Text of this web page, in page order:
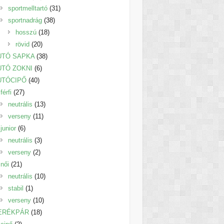
termék
sportmelltartó 3131
sportnadrág 3838
hosszú 1818
rövid 2020
termék
SAPKA 3838
ZOKNI 66
4040
férfi 2727
termék
neutrális 1313
termék
verseny 1111
junior 66
termék
neutrális 33
termék
verseny 22
női 2121
termék
neutrális 1010
stabil 11
termék
verseny 1010
termék
1818